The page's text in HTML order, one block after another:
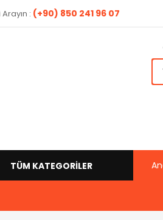
Arayın : (+90) 850 241 96 07
TÜM KATEGORİLER